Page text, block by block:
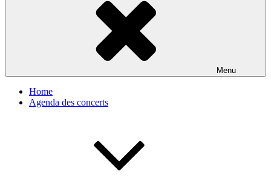
Menu
Home
Agenda des concerts